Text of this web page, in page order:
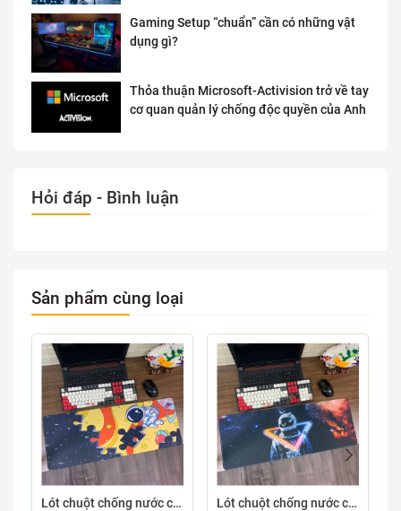
Gaming Setup “chuẩn” cần có những vật
dụng gì?
Thỏa thuận Microsoft-Activision trở về tay
cơ quan quản lý chống độc quyền của Anh
Hỏi đáp - Bình luận
Sản phẩm cùng loại
Lót chuột chống nước cỡ lớn 80x30cm dày 3mm ASTRO-03-80X30 Lót chuột chống nước cỡ lớn 80x30cm dày 3mm ASTRO-02-80X30